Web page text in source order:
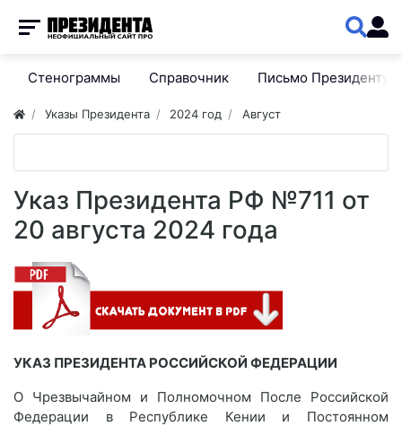
Стенограммы Справочник Письмо Президенту
Указы Президента 2024 год Август
Указ Президента РФ №711 от
20 августа 2024 года
УКАЗ ПРЕЗИДЕНТА РОССИЙСКОЙ ФЕДЕРАЦИИ
О Чрезвычайном и Полномочном После Российской
Федерации в Республике Кении и Постоянном